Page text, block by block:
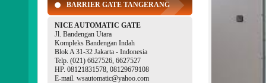
BARRIER GATE TANGERANG
NICE AUTOMATIC GATE
Jl. Bandengan Utara
Kompleks Bandengan Indah
Blok A 31-32 Jakarta - Indonesia
Telp. (021) 6627526, 6627527
HP. 08121831578, 08129679108
E-mail. wsautomatic@yahoo.com